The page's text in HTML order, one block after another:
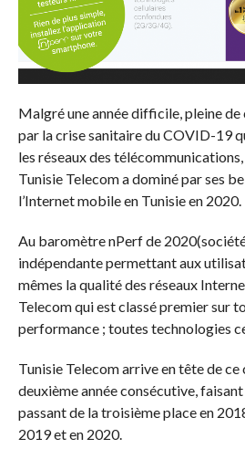
Malgré une année difficile, pleine de
par la crise sanitaire du COVID-19
les réseaux des
Tunisie Telecom a dominé par ses
l’Internet mobile en Tunisie en 2020.
Au baromètre nPerf de
indépendante permettant aux
mêmes la qualité des réseaux
Telecom qui est classé premier sur
performance ; toutes technologies
Tunisie Telecom arrive en tête de ce
deuxième année consécutive,
passant de la troisième place en
2019 et en 2020.